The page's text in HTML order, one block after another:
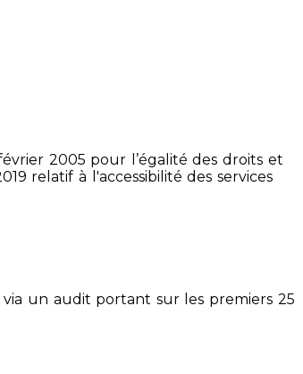
2005 pour l’égalité des droits et
relatif à l'accessibilité des services
un audit portant sur les premiers 25